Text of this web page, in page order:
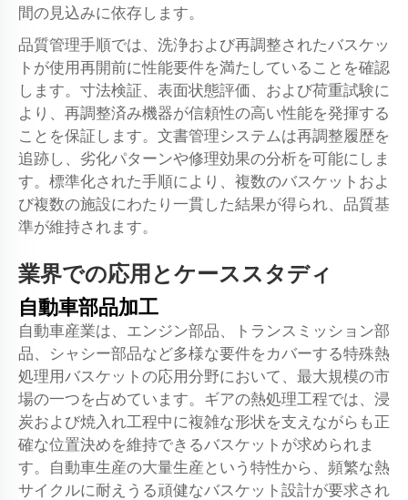
間の見込みに依存します。
品質管理手順では、洗浄および再調整されたバスケッ
トが使用再開前に性能要件を満たしていることを確認
します。寸法検証、表面状態評価、および荷重試験に
より、再調整済み機器が信頼性の高い性能を発揮する
ことを保証します。文書管理システムは再調整履歴を
追跡し、劣化パターンや修理効果の分析を可能にしま
す。標準化された手順により、複数のバスケットおよ
び複数の施設にわたり一貫した結果が得られ、品質基
準が維持されます。
業界での応用とケーススタディ
自動車部品加工
自動車産業は、エンジン部品、トランスミッション部
品、シャシー部品など多様な要件をカバーする特殊熱
処理用バスケットの応用分野において、最大規模の市
場の一つを占めています。ギアの熱処理工程では、浸
炭および焼入れ工程中に複雑な形状を支えながらも正
確な位置決めを維持できるバスケットが求められま
す。自動車生産の大量生産という特性から、頻繁な熱
サイクルに耐えうる頑健なバスケット設計が要求され